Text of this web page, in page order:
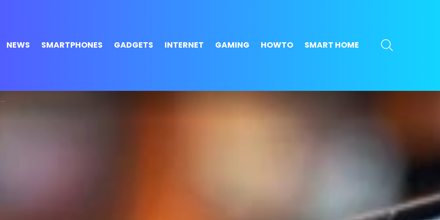
NEWS SMARTPHONES GADGETS INTERNET GAMING HOWTO SMART HOME